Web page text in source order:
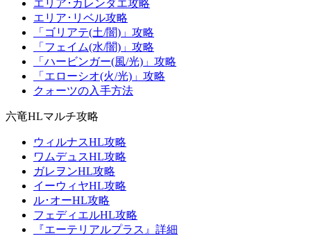
エリア･カレンダエ攻略
エリア･リベル攻略
「ゴリアテ(土/闇)」攻略
「フェイム(水/闇)」攻略
「ハービンガー(風/光)」攻略
「エローシオ(火/光)」攻略
クォーツの入手方法
六竜HLマルチ攻略
ウィルナスHL攻略
ワムデュスHL攻略
ガレヲンHL攻略
イーウィヤHL攻略
ル･オーHL攻略
フェディエルHL攻略
『エーテリアルプラス』詳細